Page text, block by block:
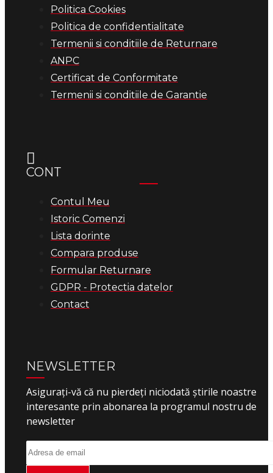
Politica Cookies
Politica de confidentialitate
Termenii si conditiile de Returnare
ANPC
Certificat de Conformitate
Termenii si conditiile de Garantie
CONT
Contul Meu
Istoric Comenzi
Lista dorinte
Compara produse
Formular Returnare
GDPR - Protectia datelor
Contact
NEWSLETTER
Asigurați-vă că nu pierdeți niciodată știrile noastre
interesante prin abonarea la programul nostru de
newsletter